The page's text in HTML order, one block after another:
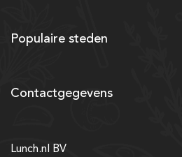
Populaire steden
Contactgegevens
Lunch.nl BV